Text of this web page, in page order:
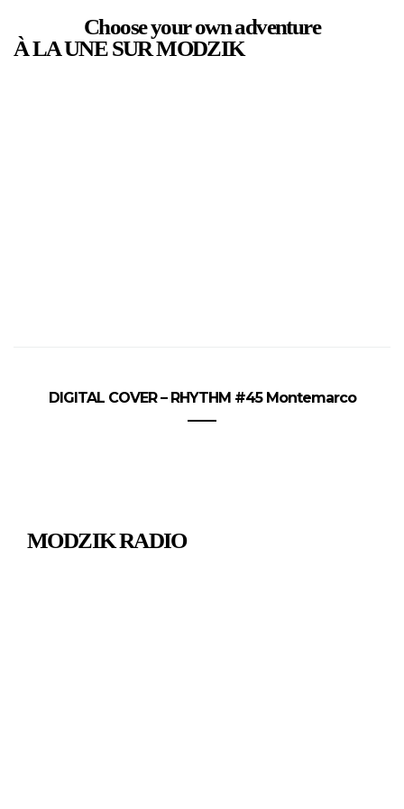
Choose your own adventure
À LA UNE SUR MODZIK
DIGITAL COVER – RHYTHM #45 Montemarco
MODZIK RADIO